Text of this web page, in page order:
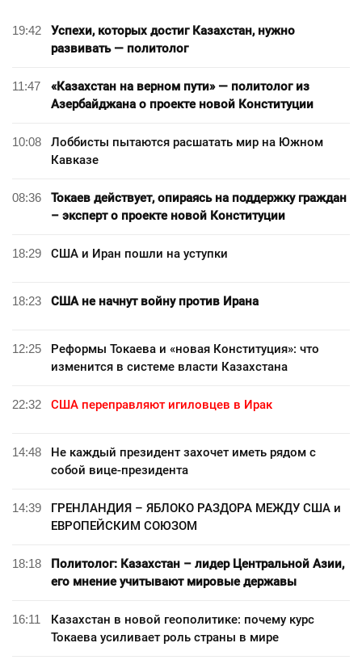
19:42
Успехи, которых достиг Казахстан, нужно
развивать — политолог
11:47
«Казахстан на верном пути» — политолог из
Азербайджана о проекте новой Конституции
10:08
Лоббисты пытаются расшатать мир на Южном
Кавказе
08:36
Токаев действует, опираясь на поддержку граждан
– эксперт о проекте новой Конституции
18:29 США и Иран пошли на уступки
18:23 США не начнут войну против Ирана
12:25
Реформы Токаева и «новая Конституция»: что
изменится в системе власти Казахстана
22:32 США переправляют игиловцев в Ирак
14:48
Не каждый президент захочет иметь рядом с
собой вице-президента
14:39
ГРЕНЛАНДИЯ – ЯБЛОКО РАЗДОРА МЕЖДУ США и
ЕВРОПЕЙСКИМ СОЮЗОМ
18:18
Политолог: Казахстан – лидер Центральной Азии,
его мнение учитывают мировые державы
16:11
Казахстан в новой геополитике: почему курс
Токаева усиливает роль страны в мире